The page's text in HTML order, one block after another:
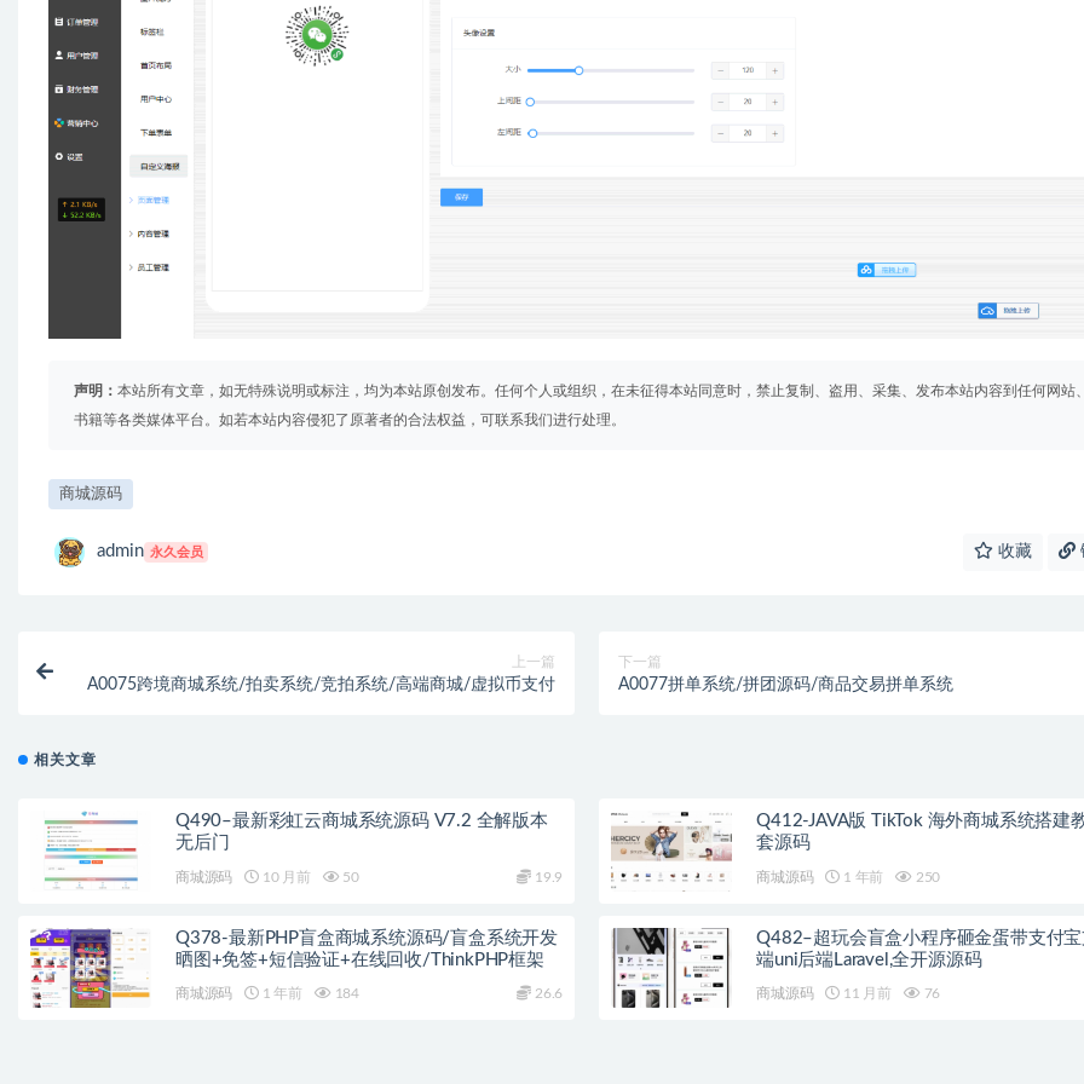
声明： 本站所有文章，如无特殊说明或标注，均为本站原创发布。任何个人或组织，在未征得本站同意时，禁止复制、盗用、采集、发布本站内容到任何网站
书籍等各类媒体平台。如若本站内容侵犯了原著者的合法权益，可联系我们进行处理。
商城源码
admin 永久会员 收藏
上一篇
A0075跨境商城系统/拍卖系统/竞拍系统/高端商城/虚拟币支付
下一篇
A0077拼单系统/拼团源码/商品交易拼单系统
相关文章
Q490–最新彩虹云商城系统源码 V7.2 全解版本
无后门
商城源码 10 月前 50 19.9
Q412-JAVA版 TikTok 海外商城系统搭建
套源码
商城源码 1 年前 250
Q378-最新PHP盲盒商城系统源码/盲盒系统开发
晒图+免签+短信验证+在线回收/ThinkPHP框架
商城源码 1 年前 184 26.6
Q482–超玩会盲盒小程序砸金蛋带支付宝
端uni后端Laravel,全开源源码
商城源码 11 月前 76